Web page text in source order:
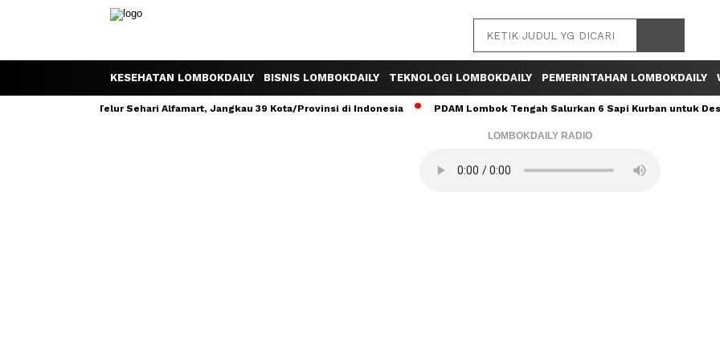
KESEHATAN LOMBOKDAILY BISNIS LOMBOKDAILY TEKNOLOGI LOMBOKDAILY PEMERINTAHAN LOMBOKDAILY
Satu Telur Sehari Alfamart, Jangkau 39 Kota/Provinsi di Indonesia PDAM Lombok Tengah Salurkan 6 Sapi Kurban untuk Desa
LOMBOKDAILY RADIO